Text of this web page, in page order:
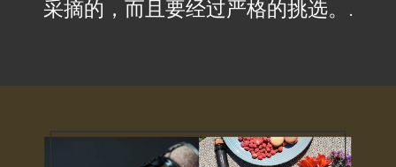
采摘的，而且要经过严格的挑选。.